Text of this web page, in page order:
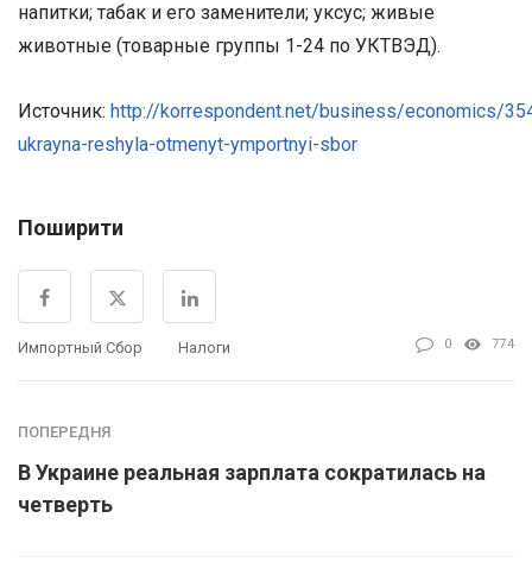
напитки; табак и его заменители; уксус; живые
животные (товарные группы 1-24 по УКТВЭД).
Источник: http://korrespondent.net/business/economics/
ukrayna-reshyla-otmenyt-ymportnyi-sbor
Поширити
Импортный Сбор Налоги 0 774
ПОПЕРЕДНЯ
В Украине реальная зарплата сократилась на
четверть